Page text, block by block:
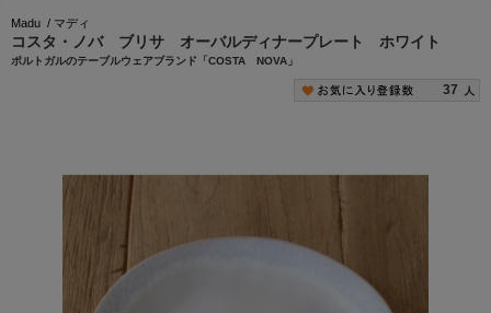
Madu / マディ
コスタ・ノバ ブリサ オーバルディナープレート ホワイト
ポルトガルのテーブルウェアブランド「COSTA NOVA」
37